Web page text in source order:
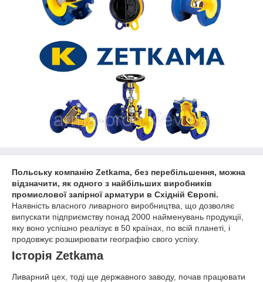
Польську компанію Zetkama, без перебільшення, можна
відзначити, як одного з найбільших виробників
промислової запірної арматури в Східній Європі.
Наявність власного ливарного виробництва, що дозволяє
випускати підприємству понад 2000 найменувань продукції,
яку воно успішно реалізує в 50 країнах, по всій планеті, і
продовжує розширювати географію свого успіху.
Історія Zetkama
Ливарний цех, тоді ще державного заводу, почав працювати